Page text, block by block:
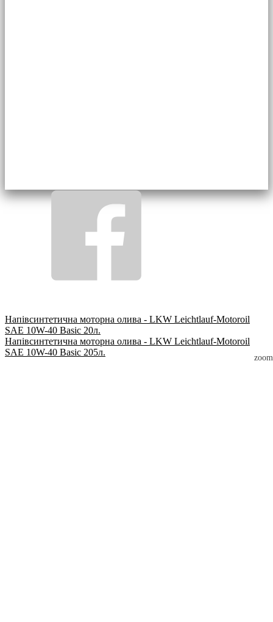
zoom
Напівсинтетична моторна олива - LKW Leichtlauf-Motoroil
SAE 10W-40 Basic 20л.
Напівсинтетична моторна олива - LKW Leichtlauf-Motoroil
SAE 10W-40 Basic 205л.